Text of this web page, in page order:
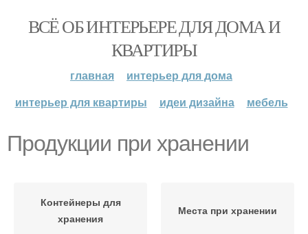
ВСЁ ОБ ИНТЕРЬЕРЕ ДЛЯ ДОМА И
КВАРТИРЫ
главная
интерьер для дома
интерьер для квартиры
идеи дизайна мебель
Продукции при хранении
Контейнеры для
хранения
Места при хранении